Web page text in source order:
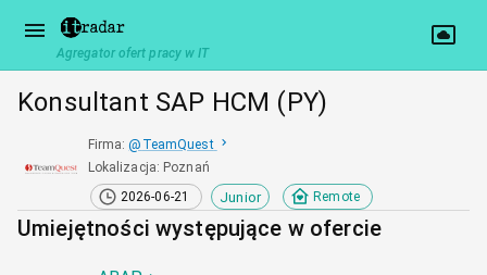
Agregator ofert pracy w IT
Konsultant SAP HCM (PY)
Firma: @ TeamQuest
Lokalizacja: Poznań
2026-06-21
Junior Remote
Umiejętności występujące w ofercie